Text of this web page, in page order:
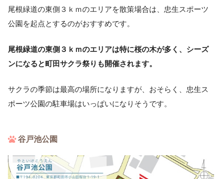
尾根緑道の東側３ｋｍのエリアを散策場合は、忠生スポーツ
公園を起点とするのがおすすめです。
尾根緑道の東側３ｋｍのエリアは特に桜の木が多く、シーズ
ンになると町田サクラ祭りも開催されます。
サクラの季節は最高の場所になりますが、おそらく、忠生ス
ポーツ公園の駐車場はいっぱいになりそうです。
谷戸池公園